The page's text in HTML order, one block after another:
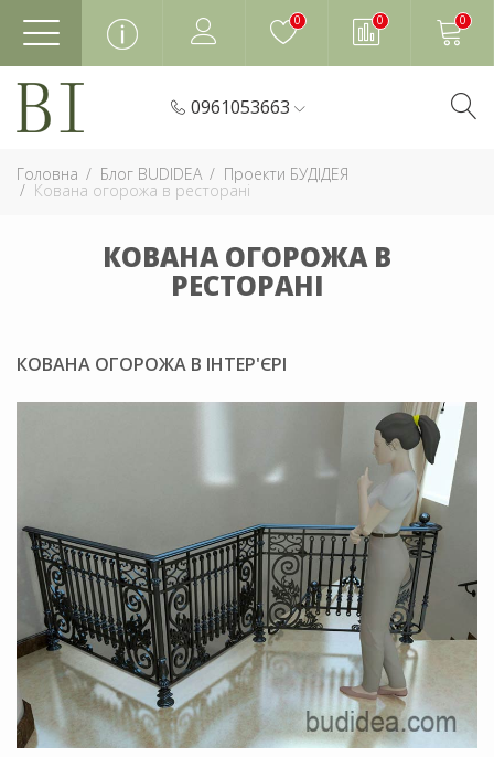
0 0 0
0961053663
Головна Блог BUDIDEA Проекти БУДІДЕЯ
Кована огорожа в ресторані
КОВАНА ОГОРОЖА В
РЕСТОРАНІ
КОВАНА ОГОРОЖА В ІНТЕР'ЄРІ